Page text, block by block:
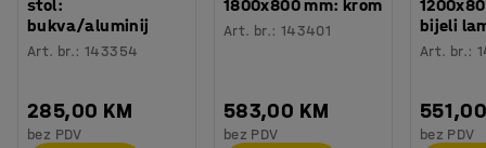
stol:
bukva/aluminij
Art. br.:143354
285,00 KM
bez PDV
1800x800 mm: krom
Art. br.: 143401
583,00 KM
bez PDV
bijeli
Art. br.:
bez PDV